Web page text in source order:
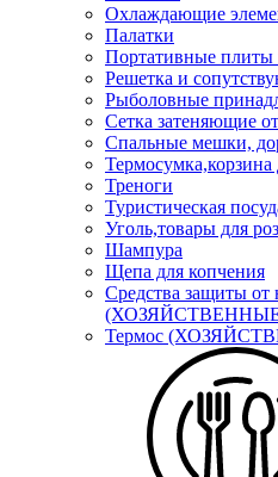
Охлаждающие
Палатки
Портативные плиты
Решетка и
Рыболовные
Сетка затеняющие
Спальные мешки,
Треноги
Туристическая
Уголь,товары для
Шампура
Щепа для копчения
Средства защиты от
Термос